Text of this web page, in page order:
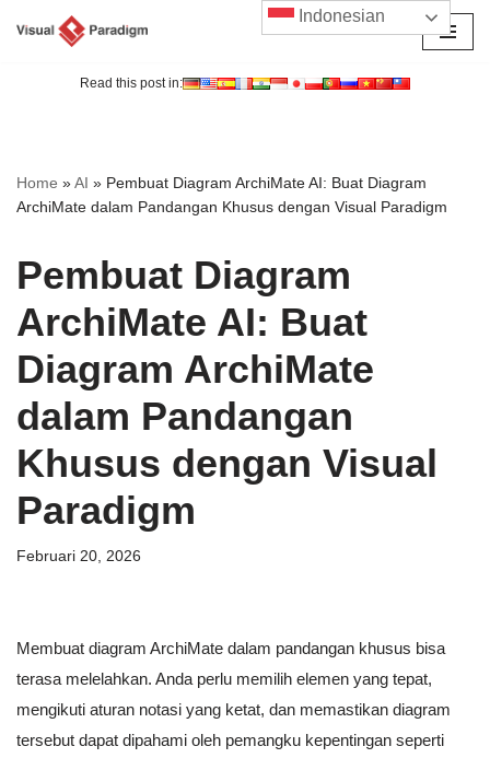
Read this post in:
Home »AI » Pembuat Diagram ArchiMate AI: Buat Diagram
ArchiMate dalam Pandangan Khusus dengan Visual Paradigm
Pembuat Diagram
ArchiMate AI: Buat
Diagram ArchiMate
dalam Pandangan
Khusus dengan Visual
Paradigm
Februari 20, 2026
Membuat diagram ArchiMate dalam pandangan khusus bisa
terasa melelahkan. Anda perlu memilih elemen yang tepat,
mengikuti aturan notasi yang ketat, dan memastikan diagram
tersebut dapat dipahami oleh pemangku kepentingan seperti
Indonesian